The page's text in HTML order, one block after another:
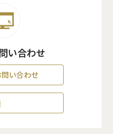
い合わせ
い合わせ